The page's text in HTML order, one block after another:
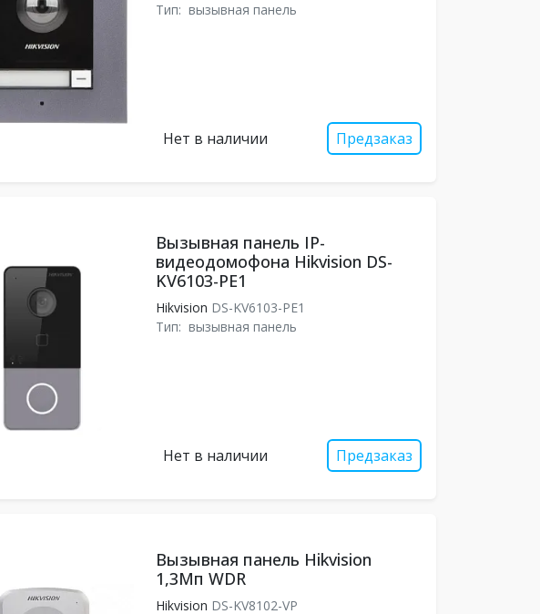
Тип: вызывная панель
Нет в наличии Предзаказ
Вызывная панель IP-
видеодомофона Hikvision DS-
KV6103-PE1
Hikvision DS-KV6103-PE1
Тип: вызывная панель
Нет в наличии Предзаказ
Вызывная панель Hikvision
1,3Мп WDR
Hikvision DS-KV8102-VP